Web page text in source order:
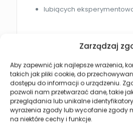
Zarządzaj
Aby zapewnić jak najlepsze wrażenia,
takich jak pliki cookie, do
dostępu do informacji o urządzeniu.
pozwoli nam przetwarzać dane, takie
przeglądania lub unikalne
wyrażenia zgody lub wycofanie zgody
na niektóre cechy i funkcje.
lubiących
Może spodoba się również…